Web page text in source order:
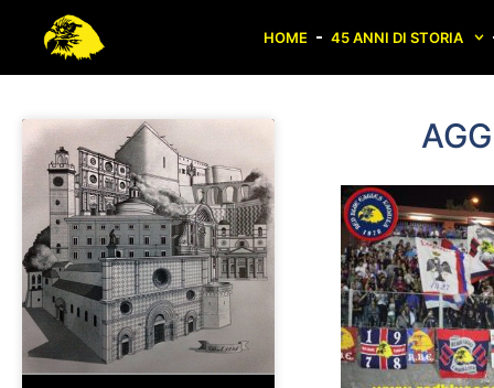
HOME 45 ANNI DI STORIA